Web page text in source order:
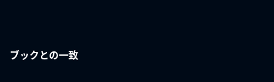
ブックとの一致